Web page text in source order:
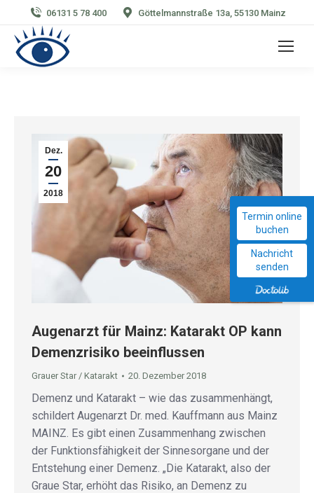
Termin online
buchen
Nachricht
senden
06131 5 78 400 Göttelmannstraße 13a, 55130 Mainz
Dez.
20
2018
Augenarzt für Mainz: Katarakt OP kann
Demenzrisiko beeinflussen
Grauer Star / Katarakt 20. Dezember 2018
Demenz und Katarakt – wie das zusammenhängt,
schildert Augenarzt Dr. med. Kauffmann aus Mainz
MAINZ. Es gibt einen Zusammenhang zwischen
der Funktionsfähigkeit der Sinnesorgane und der
Entstehung einer Demenz. „Die Katarakt, also der
Graue Star, erhöht das Risiko, an Demenz zu